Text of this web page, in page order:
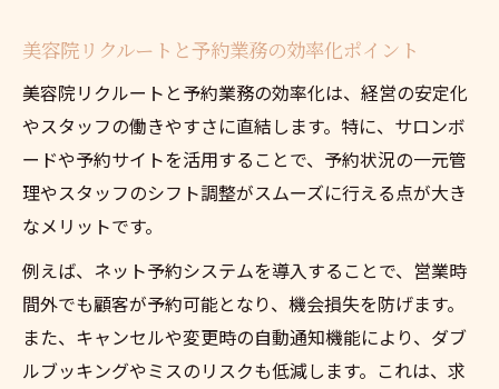
美容院リクルートと予約業務の効率化ポイント
美容院リクルートと予約業務の効率化は、経営の安定化
やスタッフの働きやすさに直結します。特に、サロンボ
ードや予約サイトを活用することで、予約状況の一元管
理やスタッフのシフト調整がスムーズに行える点が大き
なメリットです。
例えば、ネット予約システムを導入することで、営業時
間外でも顧客が予約可能となり、機会損失を防げます。
また、キャンセルや変更時の自動通知機能により、ダブ
ルブッキングやミスのリスクも低減します。これは、求